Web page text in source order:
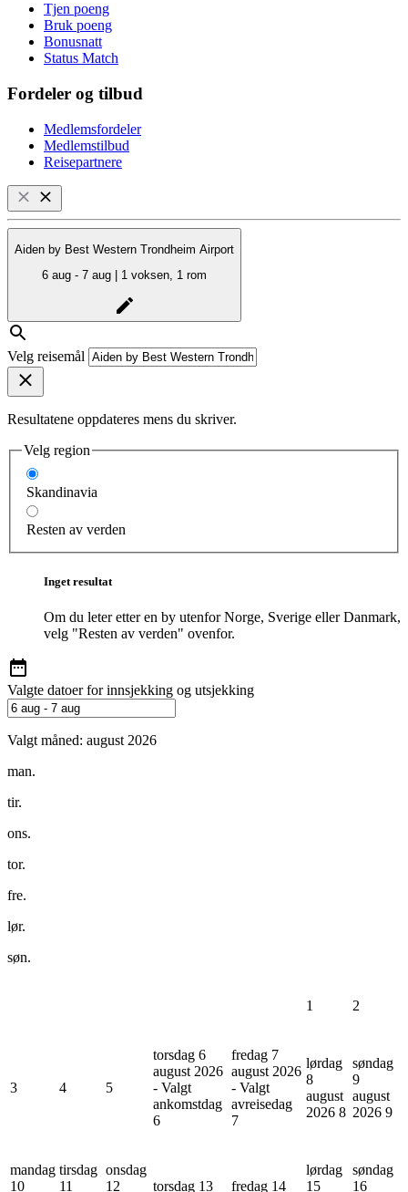
Tjen poeng
Bruk poeng
Bonusnatt
Status Match
Fordeler og tilbud
Medlemsfordeler
Medlemstilbud
Reisepartnere
Aiden by Best Western Trondheim Airport
6 aug - 7 aug | 1 voksen, 1 rom
Velg reisemål
Resultatene oppdateres mens du skriver.
Velg region
Skandinavia
Resten av verden
Inget resultat
Om du leter etter en by utenfor Norge, Sverige eller Danmark,
velg "Resten av verden" ovenfor.
Valgte datoer for innsjekking og utsjekking
Valgt måned: august 2026
man.
tir.
ons.
tor.
fre.
lør.
søn.
1 2
3 4 5
torsdag 6
august 2026
- Valgt
ankomstdag
6
fredag 7
august 2026
- Valgt
avreisedag
7
lørdag
8
august
2026 8
søndag
9
august
2026 9
mandag
10
tirsdag
11
onsdag
12
torsdag 13 fredag 14
lørdag
15
søndag
16